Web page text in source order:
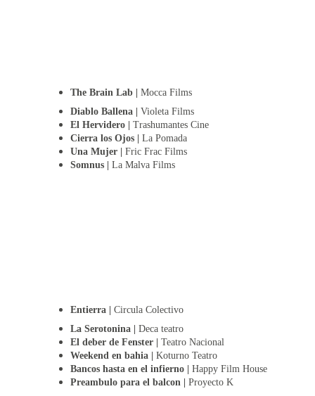
The Brain Lab |
Mocca Films
Diablo Ballena |
Violeta Films
El Hervidero | Trashumantes Cine
Cierra los Ojos |
La Pomada
Una Mujer |
Fric Frac Films
Somnus |
La Malva Films
Entierra | Circula Colectivo
La Serotonina | Deca teatro
El deber de Fenster | Teatro Nacional
Weekend en bahia |
Koturno Teatro
Bancos hasta en el infierno | Happy Film House
Preambulo para el balcon |
Proyecto K